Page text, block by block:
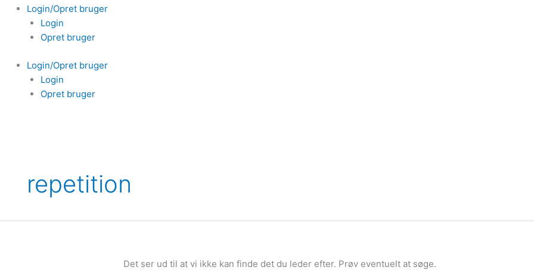
Login/Opret bruger
Login
Opret bruger
Login/Opret bruger
Login
Opret bruger
repetition
Det ser ud til at vi ikke kan finde det du leder efter. Prøv eventuelt at søge.